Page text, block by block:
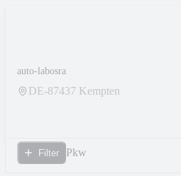
auto-labosra
DE-87437 Kempten
Filter Pkw